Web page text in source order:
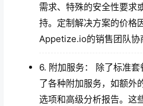
需求、特殊的安全性要求
持。定制解决方案的价格
Appetize.io的销售团队协
6. 附加服务： 除了标准
了各种附加服务，如额外
选项和高级分析报告。这